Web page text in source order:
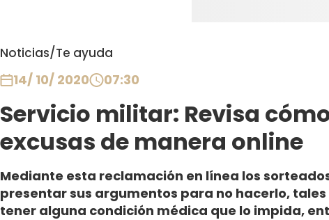
Noticias/Te ayuda
14/ 10/ 2020 07:30
Servicio militar: Revisa
excusas de manera online
Mediante esta reclamación en línea los
presentar sus argumentos para no hacerlo,
tener alguna condición médica que lo impida,